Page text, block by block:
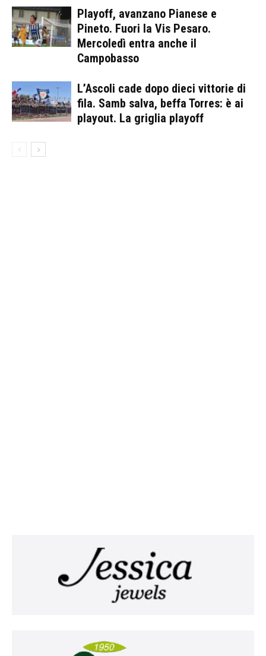
Playoff, avanzano Pianese e
Pineto. Fuori la Vis Pesaro.
Mercoledì entra anche il
Campobasso
L’Ascoli cade dopo dieci vittorie di
fila. Samb salva, beffa Torres: è ai
playout. La griglia playoff